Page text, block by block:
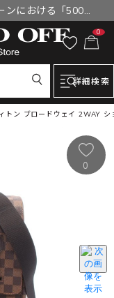
ンにおける「500円
について
0
詳細検索
トン ブロードウェイ 2WAY
0